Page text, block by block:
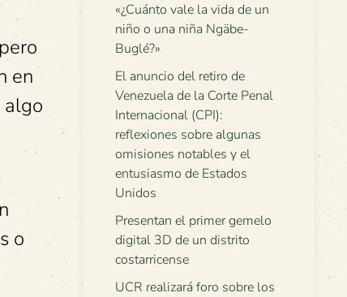
en
algo
o
«¿Cuánto vale la vida de un
niño o una niña Ngäbe-
Buglé?»
El anuncio del retiro de
Venezuela de la Corte Penal
Internacional (CPI):
reflexiones sobre algunas
omisiones notables y el
entusiasmo de Estados
Unidos
Presentan el primer gemelo
digital 3D de un distrito
costarricense
UCR realizará foro sobre los